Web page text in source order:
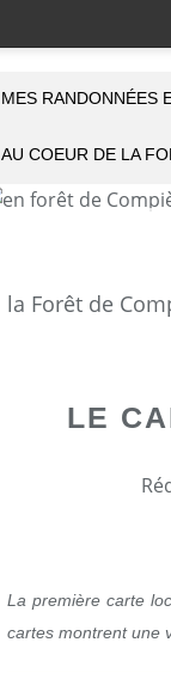
MES RANDONNÉES
AU COEUR DE LA
LE
La première carte
cartes montrent une